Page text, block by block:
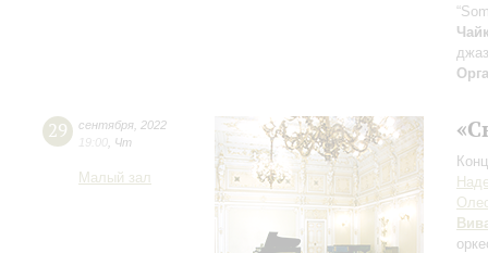
29 сентября 2022
19:00 Чт
Малый зал